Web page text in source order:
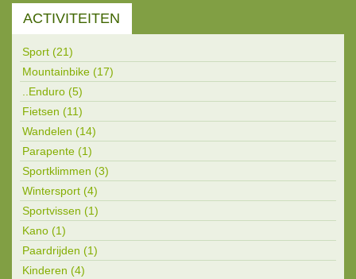
ACTIVITEITEN
Sport (21)
Mountainbike (17)
..Enduro (5)
Fietsen (11)
Wandelen (14)
Parapente (1)
Sportklimmen (3)
Wintersport (4)
Sportvissen (1)
Kano (1)
Paardrijden (1)
Kinderen (4)